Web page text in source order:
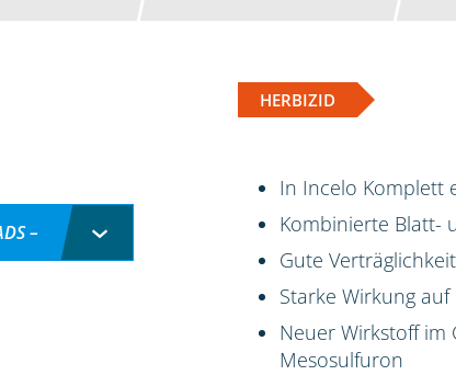
HERBIZID
–
In Incelo Komplett
Kombinierte Blatt-
Gute
Starke Wirkung
Neuer Wirkstoff im
Mesosulfuron